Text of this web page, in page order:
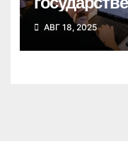
победил в
конкурсе
АВГ 18, 2025